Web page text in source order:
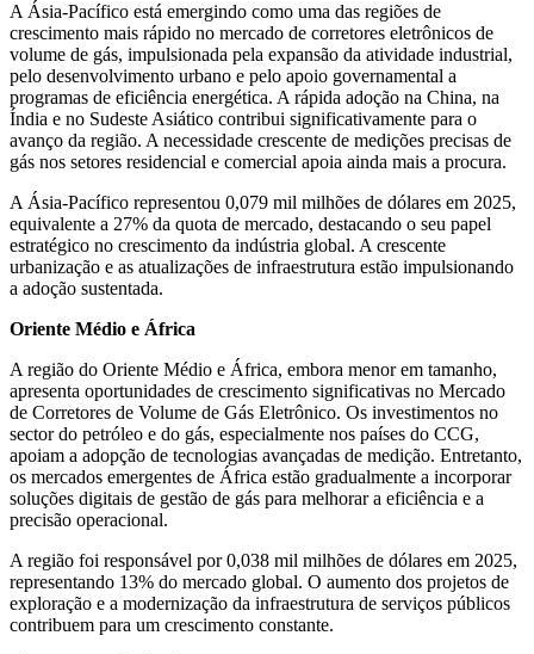
A Ásia-Pacífico está emergindo como uma das regiões de
crescimento mais rápido no mercado de corretores eletrônicos de
volume de gás, impulsionada pela expansão da atividade industrial,
pelo desenvolvimento urbano e pelo apoio governamental a
programas de eficiência energética. A rápida adoção na China, na
Índia e no Sudeste Asiático contribui significativamente para o
avanço da região. A necessidade crescente de medições precisas de
gás nos setores residencial e comercial apoia ainda mais a procura.
A Ásia-Pacífico representou 0,079 mil milhões de dólares em 2025,
equivalente a 27% da quota de mercado, destacando o seu papel
estratégico no crescimento da indústria global. A crescente
urbanização e as atualizações de infraestrutura estão impulsionando
a adoção sustentada.
Oriente Médio e África
A região do Oriente Médio e África, embora menor em tamanho,
apresenta oportunidades de crescimento significativas no Mercado
de Corretores de Volume de Gás Eletrônico. Os investimentos no
sector do petróleo e do gás, especialmente nos países do CCG,
apoiam a adopção de tecnologias avançadas de medição. Entretanto,
os mercados emergentes de África estão gradualmente a incorporar
soluções digitais de gestão de gás para melhorar a eficiência e a
precisão operacional.
A região foi responsável por 0,038 mil milhões de dólares em 2025,
representando 13% do mercado global. O aumento dos projetos de
exploração e a modernização da infraestrutura de serviços públicos
contribuem para um crescimento constante.